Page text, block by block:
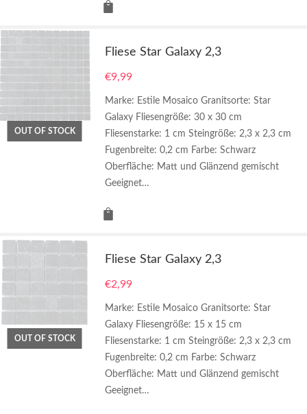
OUT OF STOCK
Fliese Star Galaxy 2,3
€9,99
Marke: Estile Mosaico Granitsorte: Star
Galaxy Fliesengröße: 30 x 30 cm
Fliesenstarke: 1 cm Steingröße: 2,3 x 2,3 cm
Fugenbreite: 0,2 cm Farbe: Schwarz
Oberfläche: Matt und Glänzend gemischt
Geeignet…
OUT OF STOCK
Fliese Star Galaxy 2,3
€2,99
Marke: Estile Mosaico Granitsorte: Star
Galaxy Fliesengröße: 15 x 15 cm
Fliesenstarke: 1 cm Steingröße: 2,3 x 2,3 cm
Fugenbreite: 0,2 cm Farbe: Schwarz
Oberfläche: Matt und Glänzend gemischt
Geeignet…